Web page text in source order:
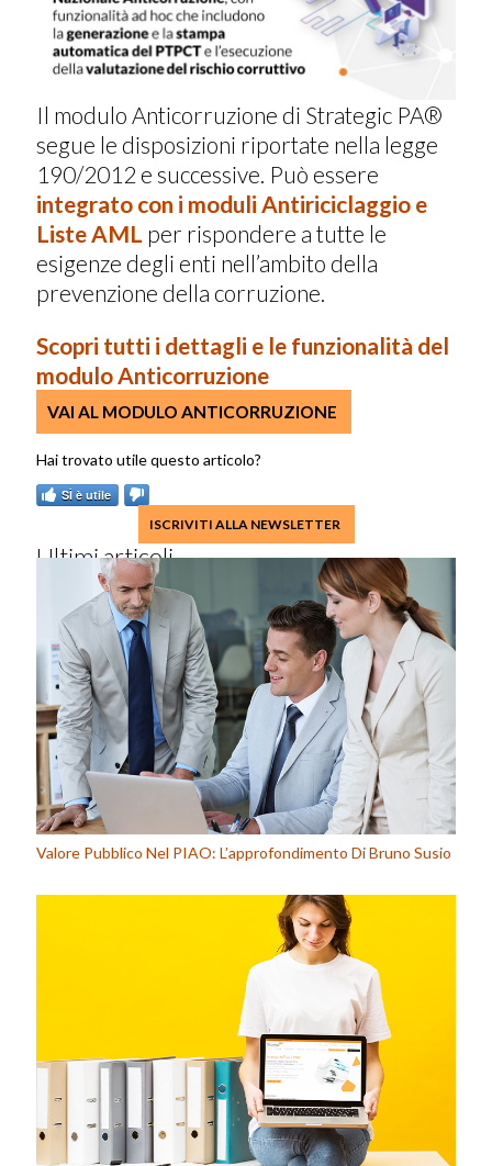
Il modulo Anticorruzione di Strategic PA®
segue le disposizioni riportate nella legge
190/2012 e successive. Può essere
integrato con i moduli Antiriciclaggio e
Liste AML per rispondere a tutte le
esigenze degli enti nell’ambito della
prevenzione della corruzione.
Scopri tutti i dettagli e le funzionalità del
modulo Anticorruzione
VAI AL MODULO ANTICORRUZIONE
SÌ è utile
ISCRIVITI ALLA NEWSLETTER
Ultimi articoli
Valore Pubblico Nel PIAO: L’approfondimento Di Bruno Susio